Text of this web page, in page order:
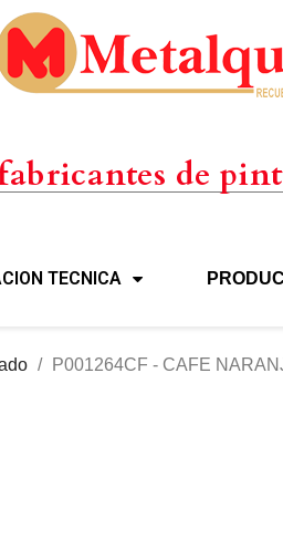
de
TECNICA
P001264CF - CAFE